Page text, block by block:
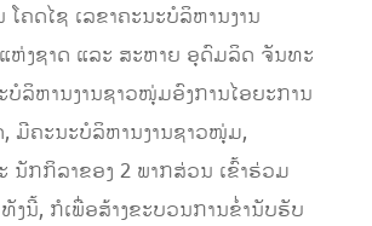
ຄດໄຊ ເລຂາຄະນະບໍລິຫານງານ
ຫ່ງຊາດ ແລະ ສະຫາຍ ອຸດົມລິດ ຈັນທະ
ບໍລິຫານງານຊາວໜຸ່ມອົງການໄອຍະການ
ມີຄະນະບໍລິຫານງານຊາວໜຸ່ມ,
ນັກກິລາຂອງ 2 ພາກສ່ວນ ເຂົ້າຮ່ວມ
ງນີ້, ກໍເພື່ອສ້າງຂະບວນການຂໍ່ານັບຮັບ